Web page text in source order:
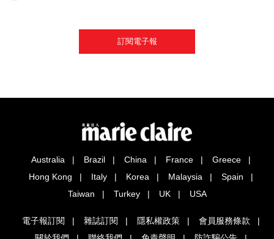
訂閱電子報
Australia Brazil China France
Greece
Hong Kong
Italy Korea Malaysia
Spain
Taiwan
Turkey UK USA
電子報訂閱 雜誌訂閱 隱私權政策
會員服務條款